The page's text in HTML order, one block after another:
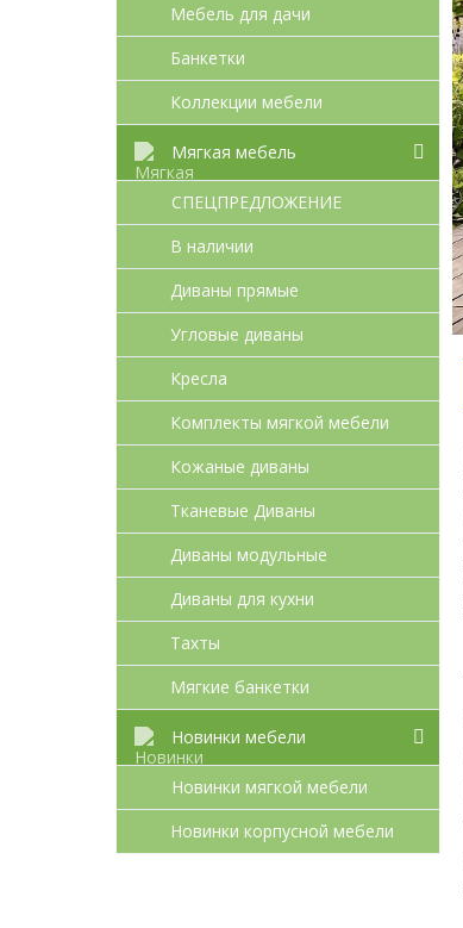
Мебель для дачи
Банкетки
Коллекции мебели
Мягкая мебель
СПЕЦПРЕДЛОЖЕНИЕ
В наличии
Диваны прямые
Угловые диваны
Кресла
Комплекты мягкой мебели
Кожаные диваны
Тканевые Диваны
Диваны модульные
Диваны для кухни
Тахты
Мягкие банкетки
Новинки мебели
Новинки мягкой мебели
Новинки корпусной мебели